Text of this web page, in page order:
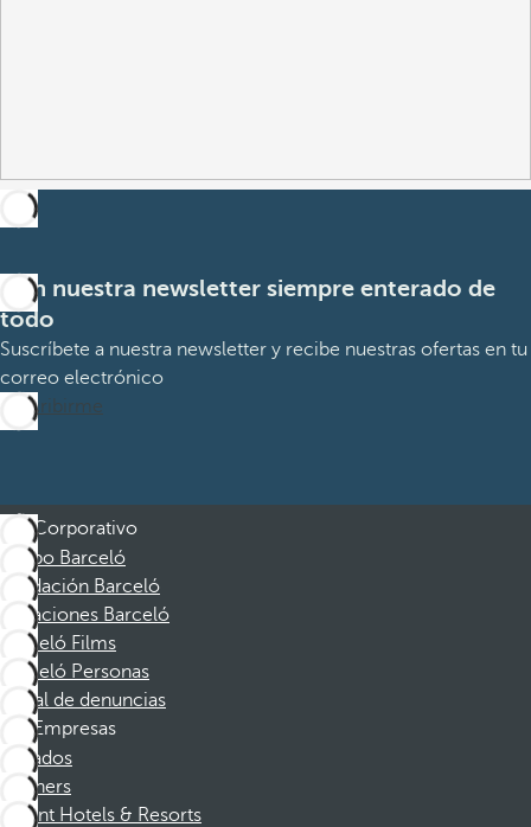
Con nuestra newsletter siempre enterado de
todo
Suscríbete a nuestra newsletter y recibe nuestras ofertas en tu
correo electrónico
Suscribirme
Corporativo
Grupo Barceló
Fundación Barceló
Vacaciones Barceló
Barceló Films
Barceló Personas
Canal de denuncias
Empresas
Afiliados
Partners
Dorint Hotels & Resorts